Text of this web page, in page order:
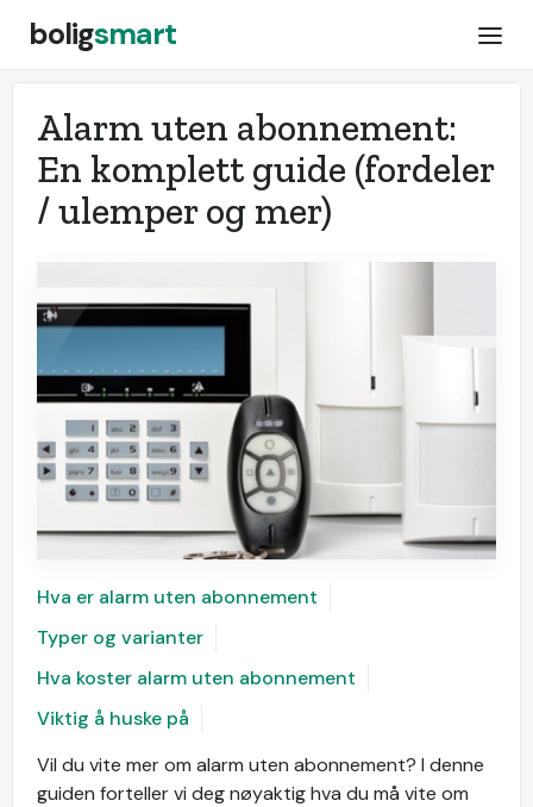
boligsmart
Alarm uten abonnement:
En komplett guide (fordeler
/ ulemper og mer)
Hva er alarm uten abonnement
Typer og varianter
Hva koster alarm uten abonnement
Viktig å huske på
Vil du vite mer om alarm uten abonnement? I denne
guiden forteller vi deg nøyaktig hva du må vite om